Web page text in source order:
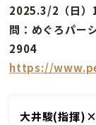
2025.3/2（日）
問：めぐろパー
2904
https://
大井駿(指揮